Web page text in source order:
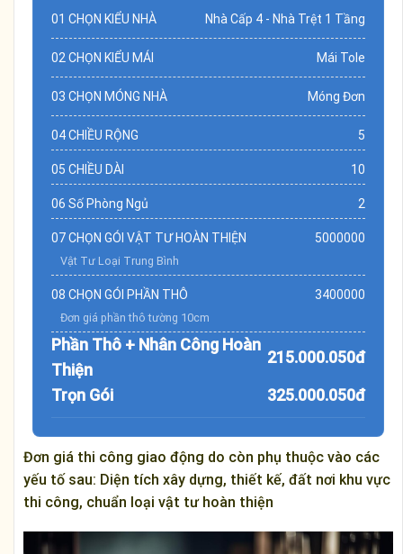
01 CHỌN KIỂU NHÀ Nhà Cấp 4 - Nhà Trệt 1 Tầng
02 CHỌN KIỂU MÁI Mái Tole
03 CHỌN MÓNG NHÀ Móng Đơn
04 CHIỀU RỘNG 5
05 CHIỀU DÀI 10
06 Số Phòng Ngủ 2
07 CHỌN GÓI VẬT TƯ HOÀN THIỆN
Vật Tư Loại Trung Bình
5000000
08 CHỌN GÓI PHẦN THÔ
Đơn giá phần thô tường 10cm
3400000
Phần Thô + Nhân Công Hoàn
Thiện
215.000.050đ
Trọn Gói
325.000.050đ
Đơn giá thi công giao động do còn phụ thuộc vào các
yếu tố sau: Diện tích xây dựng, thiết kế, đất nơi khu vực
thi công, chuẩn loại vật tư hoàn thiện